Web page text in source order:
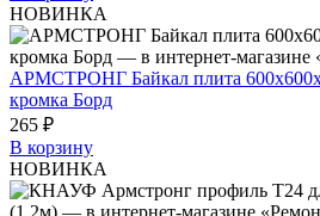
НОВИНКА
АРМСТРОНГ Байкал плита
кромка Борд
265 ₽
В корзину
НОВИНКА